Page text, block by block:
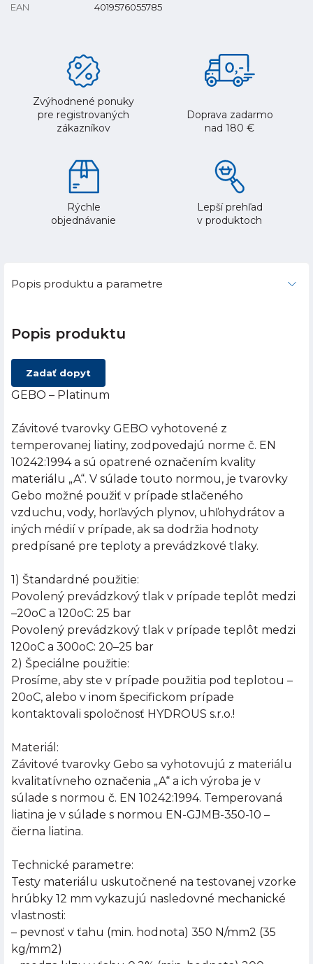
EAN
4019576055785
Zvýhodnené ponuky
pre registrovaných
zákazníkov
Doprava zadarmo
nad 180 €
Rýchle
objednávanie
Lepší prehľad
v produktoch
Popis produktu a parametre
Popis produktu
Zadať dopyt
GEBO – Platinum
Závitové tvarovky GEBO vyhotovené z
temperovanej liatiny, zodpovedajú norme č. EN
10242:1994 a sú opatrené označením kvality
materiálu „A“. V súlade touto normou, je tvarovky
Gebo možné použiť v prípade stlačeného
vzduchu, vody, horľavých plynov, uhľohydrátov a
iných médií v prípade, ak sa dodržia hodnoty
predpísané pre teploty a prevádzkové tlaky.
1) Štandardné použitie:
Povolený prevádzkový tlak v prípade teplôt medzi
–20oC a 120oC: 25 bar
Povolený prevádzkový tlak v prípade teplôt medzi
120oC a 300oC: 20–25 bar
2) Špeciálne použitie:
Prosíme, aby ste v prípade použitia pod teplotou –
20oC, alebo v inom špecifickom prípade
kontaktovali spoločnosť HYDROUS s.r.o.!
Materiál:
Závitové tvarovky Gebo sa vyhotovujú z materiálu
kvalitatívneho označenia „A“ a ich výroba je v
súlade s normou č. EN 10242:1994. Temperovaná
liatina je v súlade s normou EN-GJMB-350-10 –
čierna liatina.
Technické parametre:
Testy materiálu uskutočnené na testovanej vzorke
hrúbky 12 mm vykazujú nasledovné mechanické
vlastnosti:
– pevnosť v ťahu (min. hodnota) 350 N/mm2 (35
kg/mm2)